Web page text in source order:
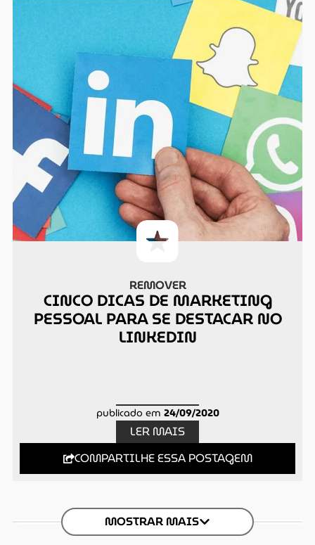
REMOVER
CINCO DICAS DE MARKETING
PESSOAL PARA SE DESTACAR NO
LINKEDIN
publicado em 24/09/2020
LER MAIS
COMPARTILHE ESSA POSTAGEM
MOSTRAR MAIS